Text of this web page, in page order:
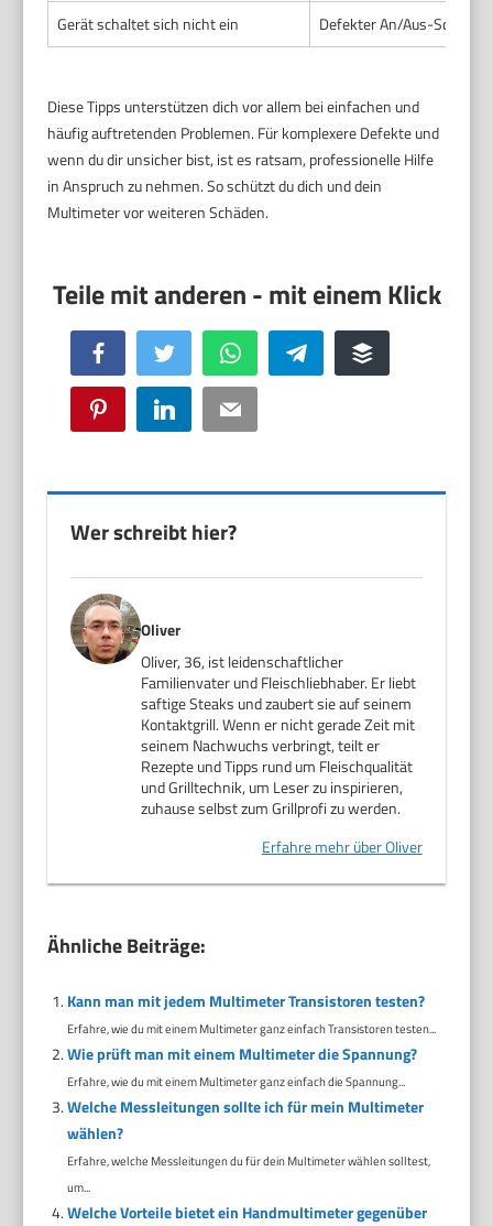
Gerät schaltet sich nicht ein Defekter An/Aus-
Diese Tipps unterstützen dich vor allem bei einfachen und
häufig auftretenden Problemen. Für komplexere Defekte und
wenn du dir unsicher bist, ist es ratsam, professionelle Hilfe
in Anspruch zu nehmen. So schützt du dich und dein
Multimeter vor weiteren Schäden.
Facebook Twitter WhatsApp Telegram Buffer
Pinterest LinkedIn Email
Wer schreibt hier?
Oliver
Oliver, 36, ist leidenschaftlicher
Familienvater und Fleischliebhaber. Er liebt
saftige Steaks und zaubert sie auf seinem
Kontaktgrill. Wenn er nicht gerade Zeit mit
seinem Nachwuchs verbringt, teilt er
Rezepte und Tipps rund um Fleischqualität
und Grilltechnik, um Leser zu inspirieren,
zuhause selbst zum Grillprofi zu werden.
Erfahre mehr über Oliver
Ähnliche Beiträge:
Kann man mit jedem Multimeter Transistoren testen?
Erfahre, wie du mit einem Multimeter ganz einfach Transistoren testen...
Wie prüft man mit einem Multimeter die Spannung?
Erfahre, wie du mit einem Multimeter ganz einfach die Spannung...
Welche Messleitungen sollte ich für mein Multimeter
wählen?
Erfahre, welche Messleitungen du für dein Multimeter wählen solltest,
um...
Welche Vorteile bietet ein Handmultimeter gegenüber